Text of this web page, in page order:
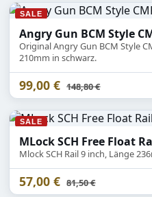
SALE
Angry Gun BCM Style
Original Angry Gun BCM Style
210mm in schwarz.
99,00 € Statt
148,80 €
SALE
MLock SCH Free Float
Mlock SCH Rail 9 inch, Länge
57,00 € Statt
81,50 €